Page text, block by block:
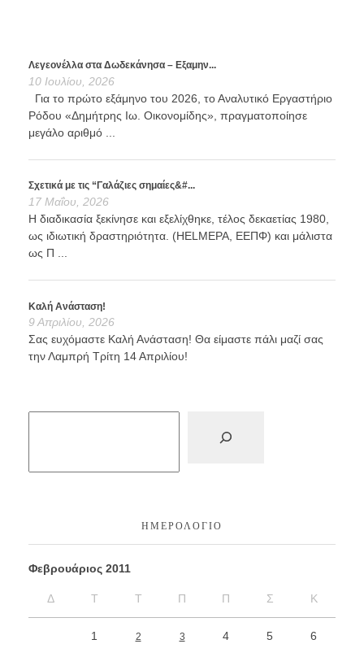
Λεγεονέλλα στα Δωδεκάνησα – Εξαμην...
10 Ιουλίου, 2026
Για το πρώτο εξάμηνο του 2026, το Αναλυτικό Εργαστήριο
Ρόδου «Δημήτρης Ιω. Οικονομίδης», πραγματοποίησε
μεγάλο αριθμό ...
Σχετικά με τις “Γαλάζιες σημαίες&#...
17 Μαΐου, 2026
Η διαδικασία ξεκίνησε και εξελίχθηκε, τέλος δεκαετίας 1980,
ως ιδιωτική δραστηριότητα. (HELMEPA, ΕΕΠΦ) και μάλιστα
ως Π ...
Καλή Ανάσταση!
9 Απριλίου, 2026
Σας ευχόμαστε Καλή Ανάσταση! Θα είμαστε πάλι μαζί σας
την Λαμπρή Τρίτη 14 Απριλίου!
ΗΜΕΡΟΛΌΓΙΟ
Φεβρουάριος 2011
Δ Τ Τ Π Π Σ Κ
1 2 3 4 5 6